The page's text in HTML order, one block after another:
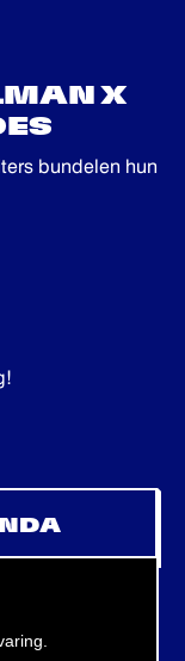
X
bundelen hun